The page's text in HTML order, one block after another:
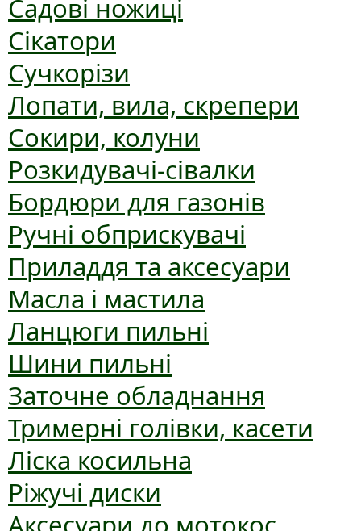
Садові ножиці
Сікатори
Сучкорізи
Лопати, вила, скрепери
Сокири, колуни
Розкидувачі-сівалки
Бордюри для газонів
Ручні обприскувачі
Приладдя та аксесуари
Масла і мастила
Ланцюги пильні
Шини пильні
Заточне обладнання
Тримерні голівки, касети
Ліска косильна
Ріжучі диски